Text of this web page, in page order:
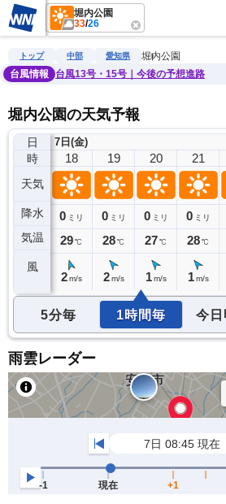
堀内公園
33/26
雨雲レーダー 台風情報 地震情報
トップ 中部 愛知県
堀内公園
台風情報
台風13号・15号｜今後の予想進路
堀内公園の天気予報
日
時
天気
降水
気温
風
7日(金)
17
0ミリ
30℃
18
0 ミリ
29℃
2 m/s
19
0 ミリ
28℃
2 m/s
20
0 ミリ
27℃
1 m/s
21
0 ミリ
28℃
1 m/s
5分毎 1時間毎 今日
雨雲レーダー